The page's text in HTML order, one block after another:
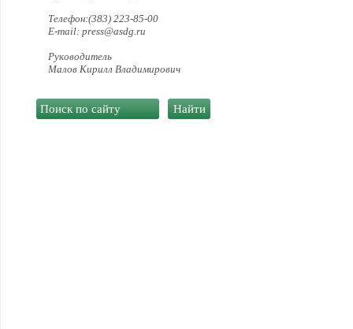
Телефон:(383) 223-85-00
E-mail: press@asdg.ru
Руководитель
Малов Кирилл Владимирович